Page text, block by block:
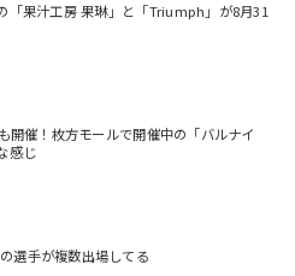
「果汁工房 果琳」と「Triumph」が8月31
開催！枚方モールで開催中の「バルナイ
感じ
選手が複数出場してる